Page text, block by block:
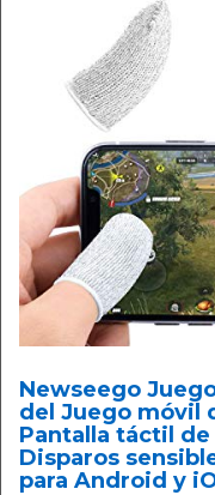
Newseego
del Juego móvil
Pantalla táctil
Disparos
para Android y